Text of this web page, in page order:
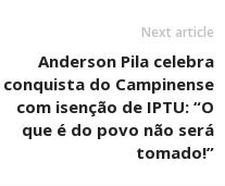
Next article
Anderson Pila celebra
conquista do Campinense
com isenção de IPTU: “O
que é do povo não será
tomado!”